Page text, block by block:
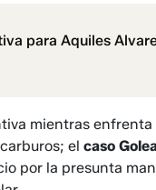
para Aquiles
mientras
el caso
por la presunta